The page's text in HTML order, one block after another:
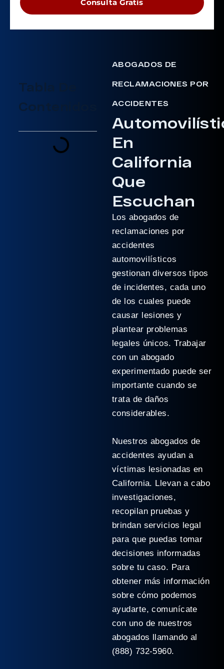
Consulta Gratis
Tabla De
Contenidos
ABOGADOS DE
RECLAMACIONES POR
ACCIDENTES
En
California
Que
Escuchan
Los abogados de
reclamaciones por
accidentes
automovilísticos
gestionan diversos tipos
de incidentes, cada uno
de los cuales puede
causar lesiones y
plantear problemas
legales únicos. Trabajar
con un abogado
experimentado puede ser
importante cuando se
trata de daños
considerables.
Nuestros abogados de
accidentes ayudan a
víctimas lesionadas en
California. Llevan a cabo
investigaciones,
recopilan pruebas y
brindan servicios legal
para que puedas tomar
decisiones informadas
sobre tu caso. Para
obtener más información
sobre cómo podemos
ayudarte, comunícate
con uno de nuestros
abogados llamando al
(888) 732-5960.